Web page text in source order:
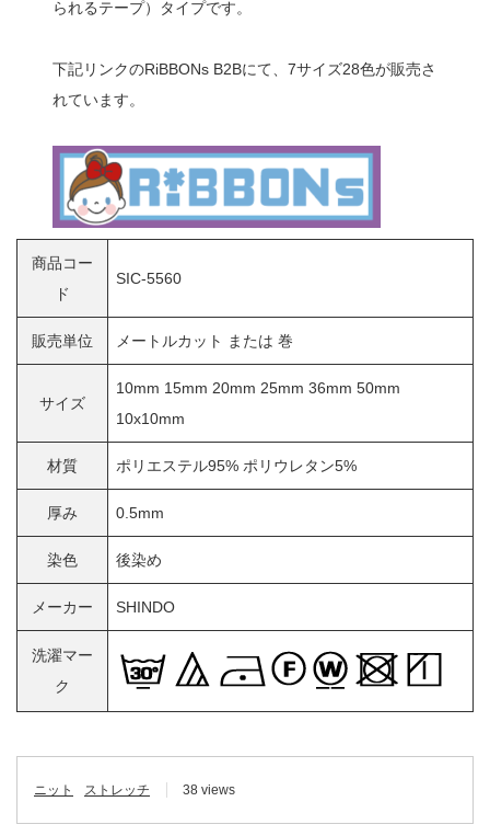
られるテープ）タイプです。
下記リンクのRiBBONs B2Bにて、7サイズ28色が販売さ
れています。
商品コー
ド
SIC-5560
販売単位 メートルカット または 巻
サイズ
10mm 15mm 20mm 25mm 36mm 50mm
10x10mm
材質 ポリエステル95% ポリウレタン5%
厚み 0.5mm
染色 後染め
メーカー SHINDO
洗濯マー
ク
ニット ストレッチ 38 views